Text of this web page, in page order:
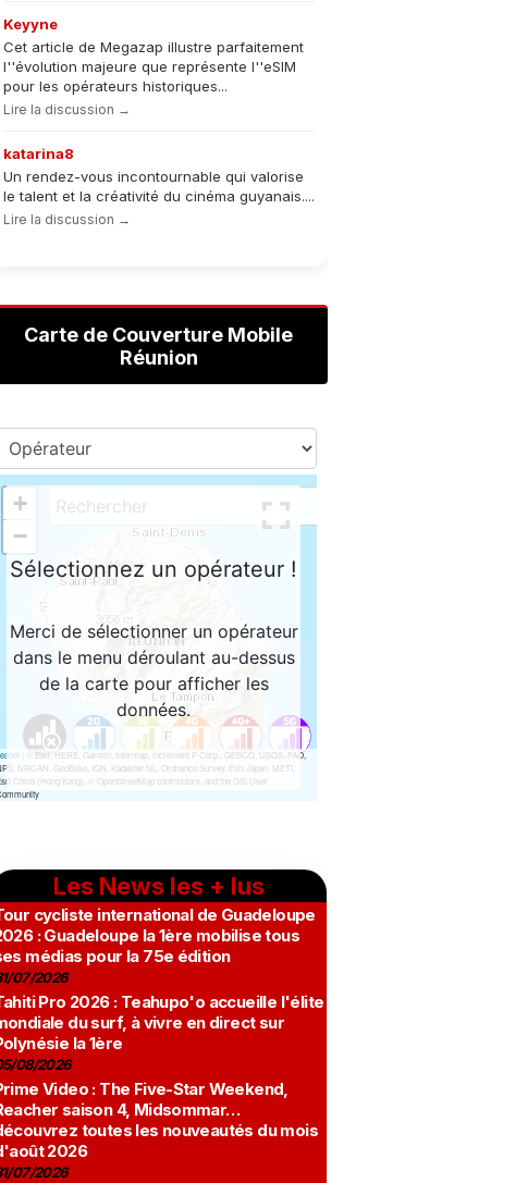
Keyyne
Cet article de Megazap illustre parfaitement
l''évolution majeure que représente l''eSIM
pour les opérateurs historiques...
Lire la discussion →
katarina8
Un rendez-vous incontournable qui valorise
le talent et la créativité du cinéma guyanais....
Lire la discussion →
Carte de Couverture Mobile
Réunion
Les News les + lus
cycliste international de Guadeloupe
: Guadeloupe la 1ère mobilise tous
médias pour la 75e édition
07/2026
Pro 2026 : Teahupo'o accueille l'élite
du surf, à vivre en direct sur
la 1ère
08/2026
Video : The Five-Star Weekend,
saison 4, Midsommar…
toutes les nouveautés du mois
2026
07/2026